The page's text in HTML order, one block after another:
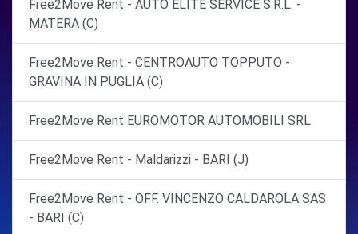
Free2Move Rent - AUTO ELITE SERVICE S.R.L. -
MATERA (C)
Free2Move Rent - CENTROAUTO TOPPUTO -
GRAVINA IN PUGLIA (C)
Free2Move Rent EUROMOTOR AUTOMOBILI SRL
Free2Move Rent - Maldarizzi - BARI (J)
Free2Move Rent - OFF. VINCENZO CALDAROLA SAS
- BARI (C)